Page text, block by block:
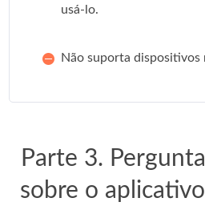
usá-lo.
Não suporta dispositivos
Parte 3.
sobre o